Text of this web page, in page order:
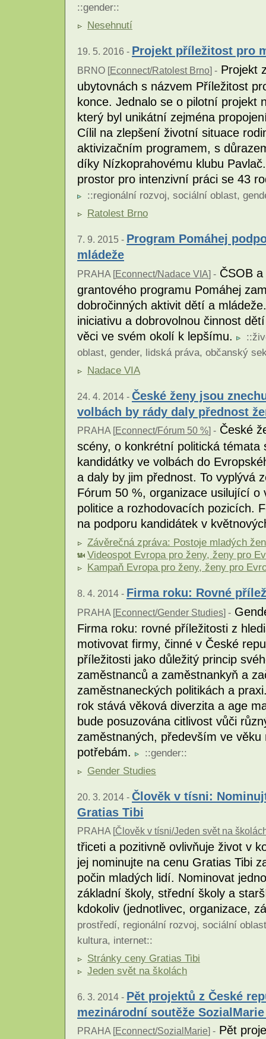
::gender::
Nesehnutí
19. 5. 2016 - Projekt příležitost pro
BRNO [ Econnect/Ratolest Brno ] - Projekt
ubytovnách s názvem Příležitost
konce. Jednalo se o pilotní projekt
který byl unikátní zejména
Cílil na zlepšení životní situace
aktivizačním programem, s
díky Nízkoprahovému klubu
prostor pro intenzivní práci se 43
::regionální rozvoj, sociální oblast,
Ratolest Brno
7. 9. 2015 - Program Pomáhej
mládeže
PRAHA [Econnect/Nadace VIA] - ČSOB
grantového programu Pomáhej
dobročinných aktivit dětí a
iniciativu a dobrovolnou činnost
věci ve svém okolí k lepšímu.
::
oblast, gender, lidská práva, občanský
Nadace VIA
24. 4. 2014 - České ženy jsou
volbách by rády daly přednost
PRAHA [Econnect/Fórum 50 %] - České
scény, o konkrétní politická
kandidátky ve volbách do
a daly by jim přednost. To vyplývá
Fórum 50 %, organizace usilující
politice a rozhodovacích pozicích.
na podporu kandidátek v
Závěrečná zpráva: Postoje mladých
Videospot Evropa pro ženy, ženy pro
Kampaň Evropa pro ženy, ženy pro
8. 4. 2014 - Firma roku: Rovné
PRAHA [Econnect/Gender Studies] -
Firma roku: rovné příležitosti z
motivovat firmy, činné v České
příležitosti jako důležitý princip
zaměstnanců a zaměstnankyň a
zaměstnaneckých politikách a
rok stává věková diverzita a age
bude posuzována citlivost vůči
zaměstnaných, především ve
potřebám.
::gender::
Gender Studies
20. 3. 2014 - Člověk v tísni:
Gratias Tibi
PRAHA [Člověk v tísni/Jeden svět na
třiceti a pozitivně ovlivňuje život v
jej nominujte na cenu Gratias Tibi
počin mladých lidí. Nominovat
základní školy, střední školy a
kdokoliv (jednotlivec, organizace,
prostředí, regionální rozvoj, sociální oblast
kultura, internet::
Stránky ceny Gratias Tibi
Jeden svět na školách
6. 3. 2014 - Pět projektů z České
mezinárodní soutěže SozialMarie
PRAHA [Econnect/SozialMarie] - Pět